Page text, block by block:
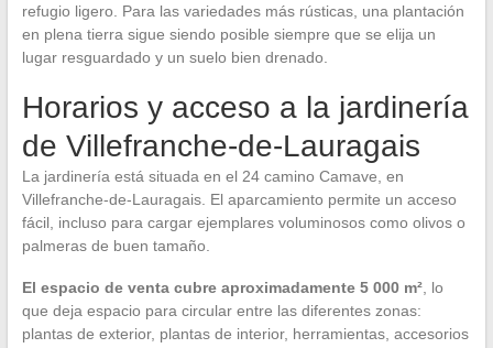
refugio ligero. Para las variedades más rústicas, una plantación
en plena tierra sigue siendo posible siempre que se elija un
lugar resguardado y un suelo bien drenado.
Horarios y acceso a la jardinería
de Villefranche-de-Lauragais
La jardinería está situada en el 24 camino Camave, en
Villefranche-de-Lauragais. El aparcamiento permite un acceso
fácil, incluso para cargar ejemplares voluminosos como olivos o
palmeras de buen tamaño.
El espacio de venta cubre aproximadamente 5 000 m², lo
que deja espacio para circular entre las diferentes zonas:
plantas de exterior, plantas de interior, herramientas, accesorios